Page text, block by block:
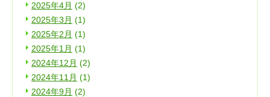
2025年4月 (2)
2025年3月 (1)
2025年2月 (1)
2025年1月 (1)
2024年12月 (2)
2024年11月 (1)
2024年9月 (2)